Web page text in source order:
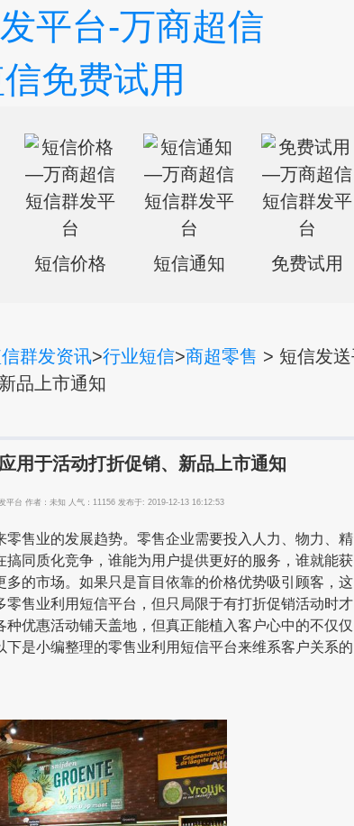
短信价格 短信通知 免费试用
群发资讯>行业短信>商超零售 > 短信发
品上市通知
用于活动打折促销、新品上市通知
平台 作者：未知 人气：11156 发布于: 2019-12-13 16:12:53
售业的发展趋势。零售企业需要投入人力、物力、精
同质化竞争，谁能为用户提供更好的服务，谁就能获
的市场。如果只是盲目依靠的价格优势吸引顾客，这
售业利用短信平台，但只局限于有打折促销活动时才
优惠活动铺天盖地，但真正能植入客户心中的不仅仅
是小编整理的零售业利用短信平台来维系客户关系的